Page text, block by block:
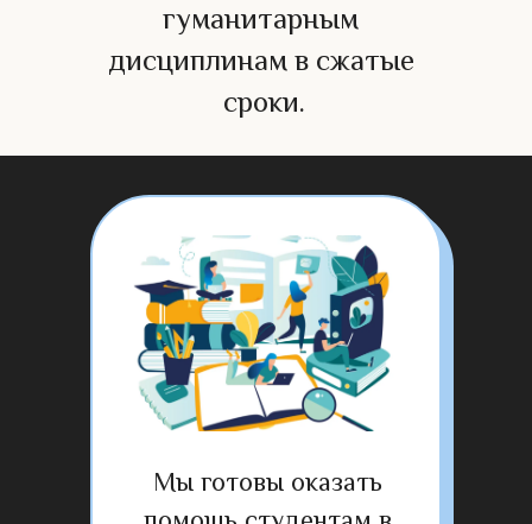
гуманитарным
дисциплинам в сжатые
сроки.
Мы готовы оказать